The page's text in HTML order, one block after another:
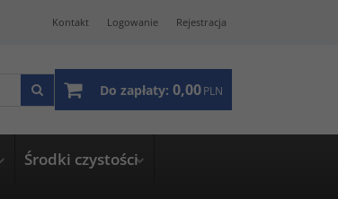
Kontakt Logowanie Rejestracja
Do zapłaty: 0,00PLN
Środki czystości